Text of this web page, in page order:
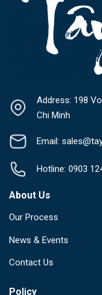
Address: 198
Chi Minh
Email:
Hotline: 0903
About Us
Our Process
News & Events
Contact Us
Policy